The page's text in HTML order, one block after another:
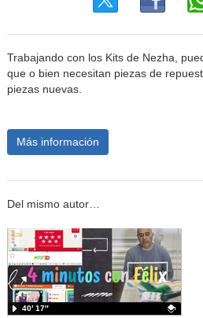
Trabajando con los Kits de Nezha,
que o bien necesitan piezas de
piezas nuevas.
Más información
Del mismo autor…
40′ 17″